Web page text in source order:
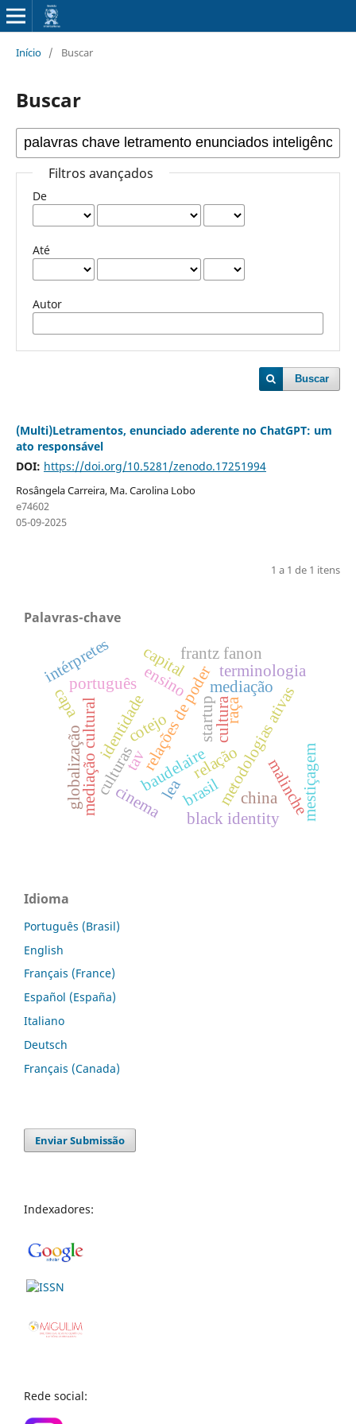
Início / Buscar
Buscar
Filtros avançados
De
Até
Autor
Buscar
(Multi)Letramentos, enunciado aderente no ChatGPT: um
ato responsável
DOI: https://doi.org/10.5281/zenodo.17251994
Rosângela Carreira, Ma. Carolina Lobo
e74602
05-09-2025
1 a 1 de 1 itens
Palavras-chave
tavrelações de poder
culturas
mediação
relação
baudelaire
lea metodologias ativas
malinche
mediação cultural cinema mestiçagem
identidade
ensino
português
terminologia
globalização cotejo
frantz fanon
black identity
cultura
capital
raça
startup
brasil china
intérpretes
capa
Idioma
Português (Brasil)
English
Français (France)
Español (España)
Italiano
Deutsch
Français (Canada)
Enviar Submissão
Indexadores:
Rede social: